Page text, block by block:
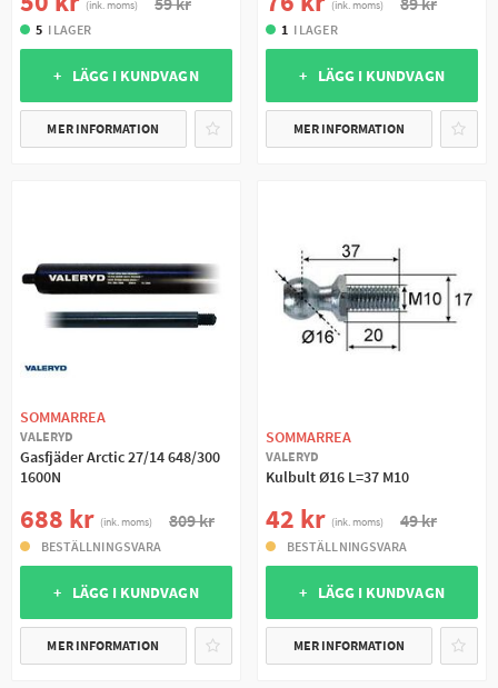
(ink. moms)
5 I LAGER
+ LÄGG I KUNDVAGN
MER INFORMATION
(ink. moms)
1 I LAGER
+ LÄGG I KUNDVAGN
MER INFORMATION
SOMMARREA
VALERYD
Gasfjäder Arctic 27/14 648/300
1600N
688 kr (ink. moms) 809 kr
BESTÄLLNINGSVARA
+ LÄGG I KUNDVAGN
MER INFORMATION
SOMMARREA
VALERYD
Kulbult Ø16 L=37 M10
42 kr (ink. moms) 49 kr
BESTÄLLNINGSVARA
+ LÄGG I KUNDVAGN
MER INFORMATION